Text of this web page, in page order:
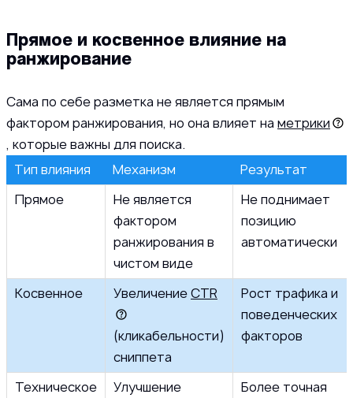
Прямое и косвенное влияние на
ранжирование
Сама по себе разметка не является прямым
фактором ранжирования, но она влияет на метрики
, которые важны для поиска.
Тип влияния
Механизм
Результат
Прямое
Не является
фактором
ранжирования в
чистом виде
Не поднимает
позицию
автоматически
Косвенное УвеличениеCTR
(кликабельности)
сниппета
Рост трафика и
поведенческих
факторов
Техническое
Улучшение
Более точная